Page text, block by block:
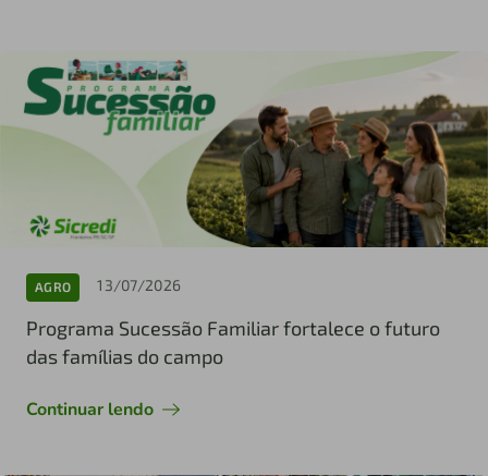
AGRO 13/07/2026
Programa Sucessão Familiar fortalece o futuro
das famílias do campo
Continuar lendo